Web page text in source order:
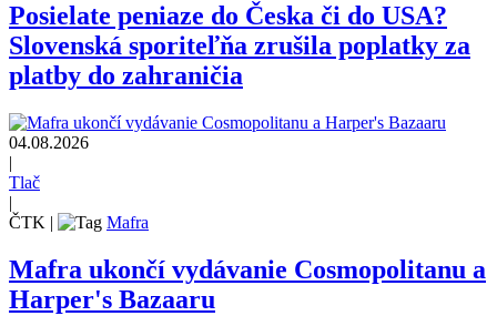
Posielate peniaze do Česka či do USA?
Slovenská sporiteľňa zrušila poplatky za
platby do zahraničia
04.08.2026
|
Tlač
|
ČTK | Mafra
Mafra ukončí vydávanie Cosmopolitanu a
Harper's Bazaaru